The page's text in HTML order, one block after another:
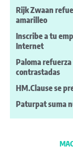
Rijk Zwaan
amarilleo
Inscribe a tu
Internet
Paloma
contrastadas
HM.Clause se
Paturpat suma